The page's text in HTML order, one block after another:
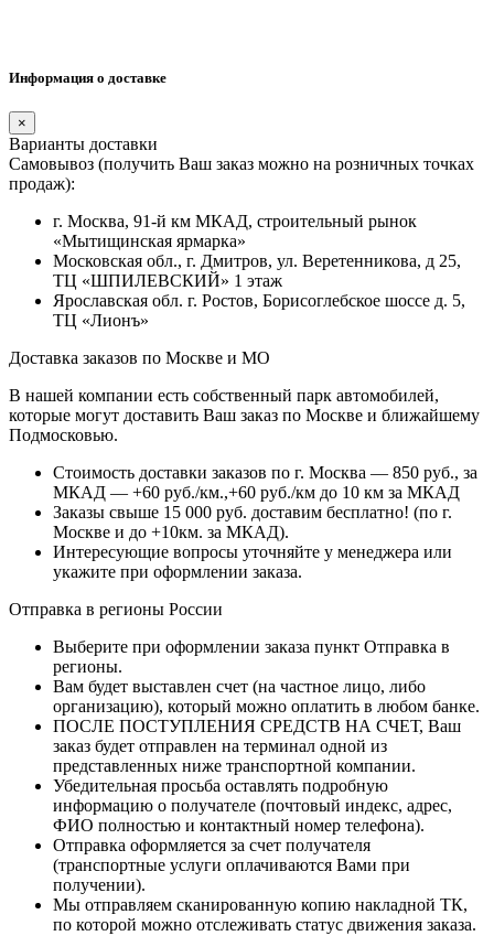
Информация о доставке
×
Варианты доставки
Самовывоз (получить Ваш заказ можно на розничных точках
продаж):
г. Москва, 91-й км МКАД, строительный рынок
«Мытищинская ярмарка»
Московская обл., г. Дмитров, ул. Веретенникова, д 25,
ТЦ «ШПИЛЕВСКИЙ» 1 этаж
Ярославская обл. г. Ростов, Борисоглебское шоссе д. 5,
ТЦ «Лионъ»
Доставка заказов по Москве и МО
В нашей компании есть собственный парк автомобилей,
которые могут доставить Ваш заказ по Москве и ближайшему
Подмосковью.
Стоимость доставки заказов по г. Москва — 850 руб., за
МКАД — +60 руб./км.,+60 руб./км до 10 км за МКАД
Заказы свыше 15 000 руб. доставим бесплатно! (по г.
Москве и до +10км. за МКАД).
Интересующие вопросы уточняйте у менеджера или
укажите при оформлении заказа.
Отправка в регионы России
Выберите при оформлении заказа пункт Отправка в
регионы.
Вам будет выставлен счет (на частное лицо, либо
организацию), который можно оплатить в любом банке.
ПОСЛЕ ПОСТУПЛЕНИЯ СРЕДСТВ НА СЧЕТ, Ваш
заказ будет отправлен на терминал одной из
представленных ниже транспортной компании.
Убедительная просьба оставлять подробную
информацию о получателе (почтовый индекс, адрес,
ФИО полностью и контактный номер телефона).
Отправка оформляется за счет получателя
(транспортные услуги оплачиваются Вами при
получении).
Мы отправляем сканированную копию накладной ТК,
по которой можно отслеживать статус движения заказа.